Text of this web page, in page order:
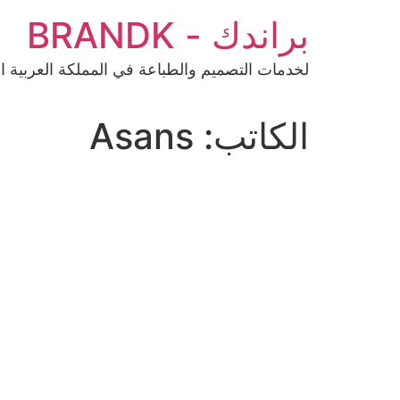
براندك - BRANDK
لخدمات التصميم والطباعة في المملكة العربية
الكاتب: Asans